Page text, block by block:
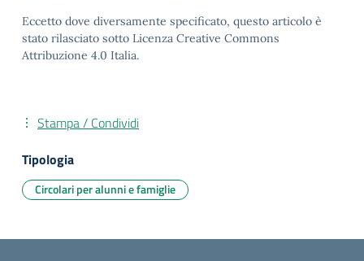
Eccetto dove diversamente specificato, questo articolo è
stato rilasciato sotto Licenza Creative Commons
Attribuzione 4.0 Italia.
Stampa / Condividi
Tipologia
Circolari per alunni e famiglie